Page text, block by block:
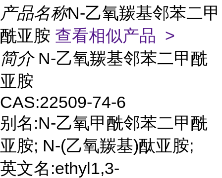
产品名称N-乙氧羰基邻苯二甲
酰亚胺 查看相似产品 >
简介 N-乙氧羰基邻苯二甲酰
亚胺
CAS:22509-74-6
别名:N-乙氧甲酰邻苯二甲酰
亚胺; N-(乙氧羰基)酞亚胺;
英文名:ethyl1,3-